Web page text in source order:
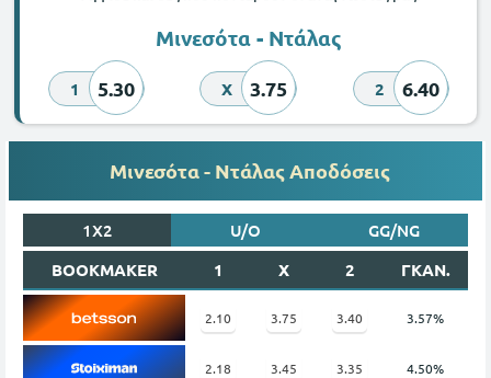
Μινεσότα - Ντάλας
1 5.30 X 3.75 2 6.40
Μινεσότα - Ντάλας Αποδόσεις
1X2 U/O
GG/NG
BOOKMAKER
1 X 2 ΓΚΑΝ.
2.10 3.75 3.40 3.57%
2.18 3.45 3.35 4.50%